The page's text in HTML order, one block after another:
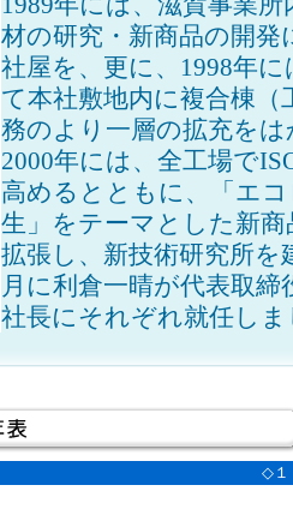
材の研究・新商品の開
社屋を、更に、1998年
て本社敷地内に複合棟（
務のより一層の拡充を
2000年には、全工場で
高めるとともに、「エ
生」をテーマとした新
拡張し、新技術研究所を
月に利倉一晴が代表取
社長にそれぞれ就任し
◇１